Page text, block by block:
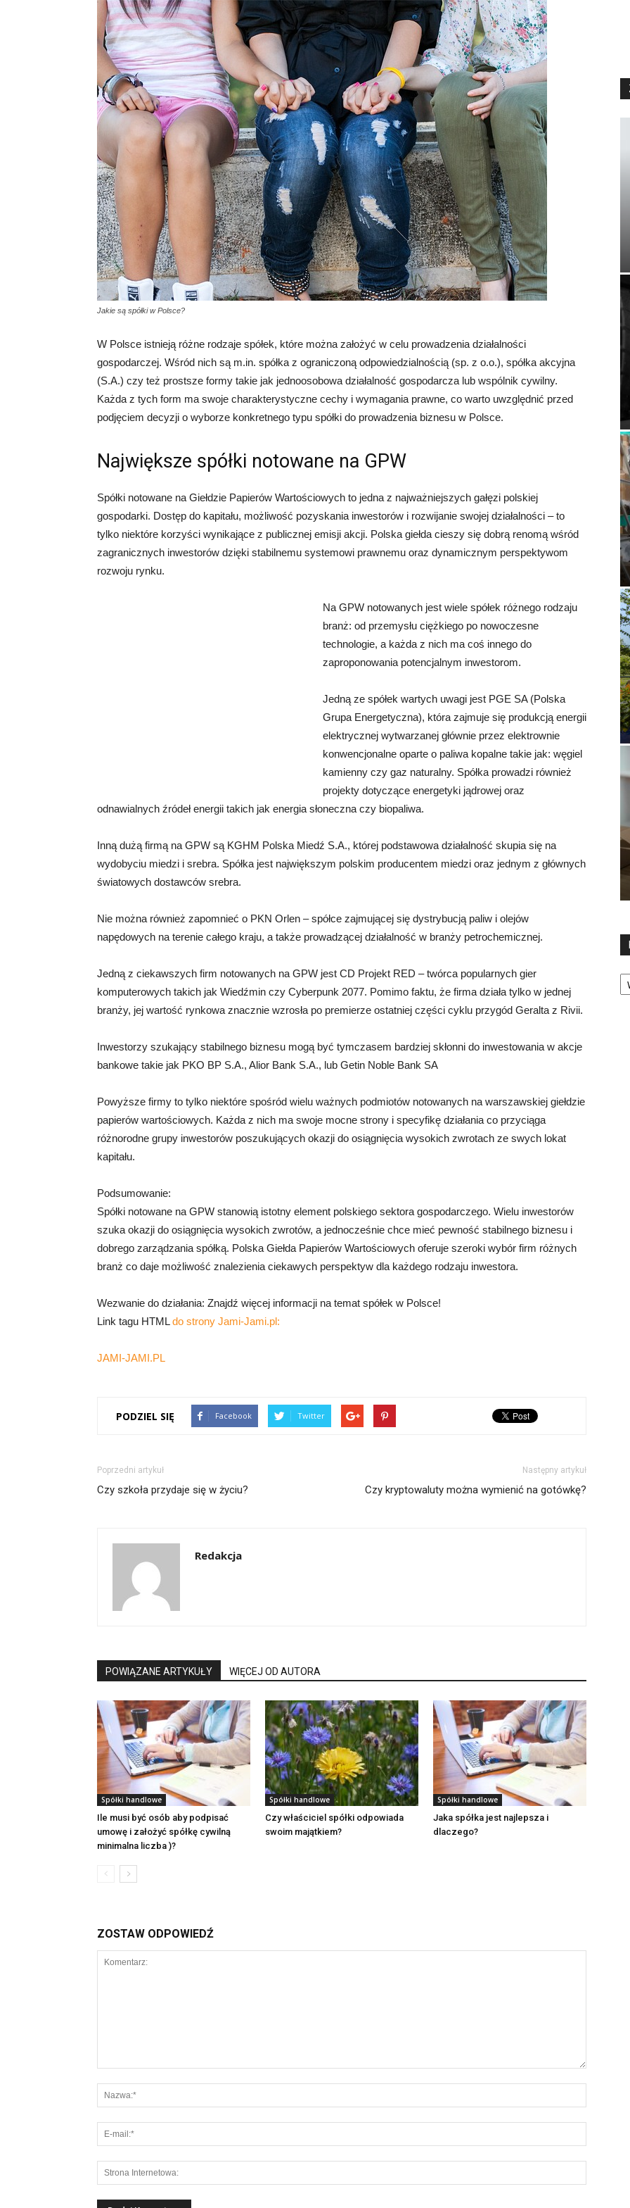
Jakie są spółki w Polsce?
W Polsce istnieją różne rodzaje spółek, które można założyć w celu prowadzenia działalności
gospodarczej. Wśród nich są m.in. spółka z ograniczoną odpowiedzialnością (sp. z o.o.), spółka akcyjna
(S.A.) czy też prostsze formy takie jak jednoosobowa działalność gospodarcza lub wspólnik cywilny.
Każda z tych form ma swoje charakterystyczne cechy i wymagania prawne, co warto uwzględnić przed
podjęciem decyzji o wyborze konkretnego typu spółki do prowadzenia biznesu w Polsce.
Największe spółki notowane na GPW
Spółki notowane na Giełdzie Papierów Wartościowych to jedna z najważniejszych gałęzi polskiej
gospodarki. Dostęp do kapitału, możliwość pozyskania inwestorów i rozwijanie swojej działalności – to
tylko niektóre korzyści wynikające z publicznej emisji akcji. Polska giełda cieszy się dobrą renomą wśród
zagranicznych inwestorów dzięki stabilnemu systemowi prawnemu oraz dynamicznym perspektywom
rozwoju rynku.
Na GPW notowanych jest wiele spółek różnego rodzaju
branż: od przemysłu ciężkiego po nowoczesne
technologie, a każda z nich ma coś innego do
zaproponowania potencjalnym inwestorom.
Jedną ze spółek wartych uwagi jest PGE SA (Polska
Grupa Energetyczna), która zajmuje się produkcją energii
elektrycznej wytwarzanej głównie przez elektrownie
konwencjonalne oparte o paliwa kopalne takie jak: węgiel
kamienny czy gaz naturalny. Spółka prowadzi również
projekty dotyczące energetyki jądrowej oraz
odnawialnych źródeł energii takich jak energia słoneczna czy biopaliwa.
Inną dużą firmą na GPW są KGHM Polska Miedź S.A., której podstawowa działalność skupia się na
wydobyciu miedzi i srebra. Spółka jest największym polskim producentem miedzi oraz jednym z głównych
światowych dostawców srebra.
Nie można również zapomnieć o PKN Orlen – spółce zajmującej się dystrybucją paliw i olejów
napędowych na terenie całego kraju, a także prowadzącej działalność w branży petrochemicznej.
Jedną z ciekawszych firm notowanych na GPW jest CD Projekt RED – twórca popularnych gier
komputerowych takich jak Wiedźmin czy Cyberpunk 2077. Pomimo faktu, że firma działa tylko w jednej
branży, jej wartość rynkowa znacznie wzrosła po premierze ostatniej części cyklu przygód Geralta z Rivii.
Inwestorzy szukający stabilnego biznesu mogą być tymczasem bardziej skłonni do inwestowania w akcje
bankowe takie jak PKO BP S.A., Alior Bank S.A., lub Getin Noble Bank SA
Powyższe firmy to tylko niektóre spośród wielu ważnych podmiotów notowanych na warszawskiej giełdzie
papierów wartościowych. Każda z nich ma swoje mocne strony i specyfikę działania co przyciąga
różnorodne grupy inwestorów poszukujących okazji do osiągnięcia wysokich zwrotach ze swych lokat
kapitału.
Podsumowanie:
Spółki notowane na GPW stanowią istotny element polskiego sektora gospodarczego. Wielu inwestorów
szuka okazji do osiągnięcia wysokich zwrotów, a jednocześnie chce mieć pewność stabilnego biznesu i
dobrego zarządzania spółką. Polska Giełda Papierów Wartościowych oferuje szeroki wybór firm różnych
branż co daje możliwość znalezienia ciekawych perspektyw dla każdego rodzaju inwestora.
Wezwanie do działania: Znajdź więcej informacji na temat spółek w Polsce!
Link tagu HTMLdo strony Jami-Jami.pl:
JAMI-JAMI.PL
PODZIEL SIĘ Facebook Twitter
Poprzedni artykuł
Czy szkoła przydaje się w życiu?
Następny artykuł
Czy kryptowaluty można wymienić na gotówkę?
Redakcja
POWIĄZANE ARTYKUŁY WIĘCEJ OD AUTORA
Spółki handlowe
Ile musi być osób aby podpisać
umowę i założyć spółkę cywilną
minimalna liczba )?
Spółki handlowe
Czy właściciel spółki odpowiada
swoim majątkiem?
Spółki handlowe
Jaka spółka jest najlepsza i
dlaczego?
ZOSTAW ODPOWIEDŹ